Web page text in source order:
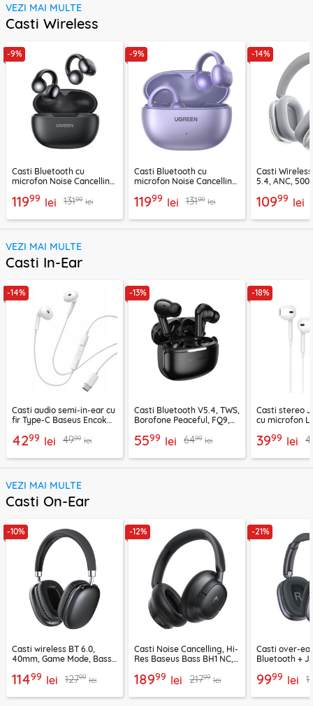
VEZI MAI MULTE
Casti Wireless
-9%
Casti Bluetooth cu
microfon Noise Cancelling
11999 lei 13199 lei
-9%
Casti Bluetooth cu
microfon Noise Cancelling
11999 lei 13199 lei
-14%
Casti
5.4, ANC,
10999 lei
VEZI MAI MULTE
Casti In-Ear
-14%
Casti audio semi-in-ear cu
fir Type-C Baseus Encok
4299 lei 4999 lei
-13%
Casti Bluetooth V5.4, TWS,
Borofone Peaceful, FQ9,
5599 lei 6499 lei
-18%
Casti stereo
cu microfon
3999 lei
VEZI MAI MULTE
Casti On-Ear
-10%
Casti wireless BT 6.0,
40mm, Game Mode, Bass
11499 lei 12799 lei
-12%
Casti Noise Cancelling, Hi-
Res Baseus Bass BH1 NC,
18999 lei 21799 lei
-21%
Casti over-
Bluetooth +
9999 lei